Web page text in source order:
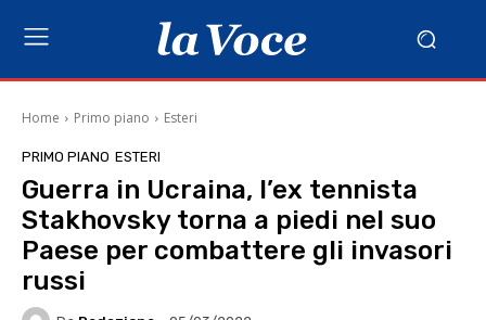
Home Primo piano Esteri
PRIMO PIANO ESTERI
Guerra in Ucraina, l’ex tennista
Stakhovsky torna a piedi nel suo
Paese per combattere gli invasori
russi